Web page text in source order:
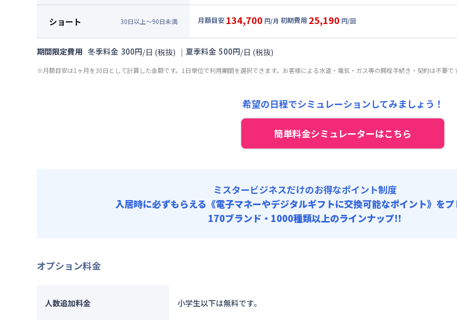
光熱費他 : 27,000円/月 (900円/日) (税抜)
清掃料他 : 26,000円/回 (税抜)
初期費用
寝具/リネン関連 : 9,900円/回 (税抜)
102,000円/月 (3,400円/日)
光熱費他 : 27,000円/月 (900円/日) (税抜)
清掃料他 : 26,000円/回 (税抜)
初期費用
ショート 30日以上～90日未満 月額目安 134,700 円/月 初期費用 25,190 円/回
月額賃料目安(30日利用)
光熱費他 : 27,000円/月 (900円/日) (税抜)
寝具/リネン関連 : 9,900円/回 (税抜)
期間限定費用 冬季料金 300円/日 (税抜) ｜ 夏季料金 500円/日 (税抜)
※月額目安は1ヶ月を30日として計算した金額です。1日単位で利用期間を選択できます。お客様による水道・電気・ガス等の開栓手続き・契約は不要で
希望の日程でシミュレーションしてみましょう！
簡単料金シミュレーターはこちら
ミスタービジネスだけのお得なポイント制度
入居時に必ずもらえる 《電子マネーやデジタルギフトに交換可能なポイント》を
170ブランド・1000種類以上のラインナップ!!
オプション料金
人数追加料金 小学生以下は無料です。